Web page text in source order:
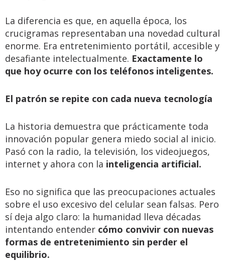
La diferencia es que, en aquella época, los
crucigramas representaban una novedad cultural
enorme. Era entretenimiento portátil, accesible y
desafiante intelectualmente. Exactamente lo
que hoy ocurre con los teléfonos inteligentes.
El patrón se repite con cada nueva tecnología
La historia demuestra que prácticamente toda
innovación popular genera miedo social al inicio.
Pasó con la radio, la televisión, los videojuegos,
internet y ahora con la inteligencia artificial.
Eso no significa que las preocupaciones actuales
sobre el uso excesivo del celular sean falsas. Pero
sí deja algo claro: la humanidad lleva décadas
intentando entender cómo convivir con nuevas
formas de entretenimiento sin perder el
equilibrio.